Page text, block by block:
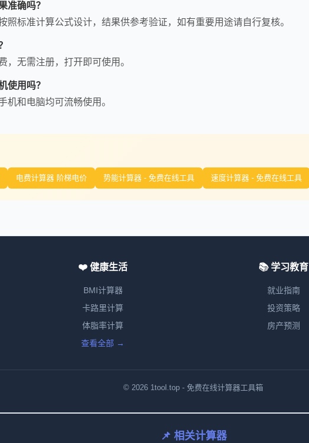
准确吗？
照标准计算公式设计，结果供参考验证，如有重要用途请自行复核。
，无需注册，打开即可使用。
使用吗？
机和电脑均可流畅使用。
电费计算器 阶梯电价 势能计算器 - 免费在线工具 速度计算器 - 免费在线工具
❤️ 健康生活
BMI计算器
卡路里计算
体脂率计算
查看全部 →
📚 学习教育
就业指南
投资策略
房产预测
© 2026 1tool.top - 免费在线计算器工具箱
📌 相关计算器